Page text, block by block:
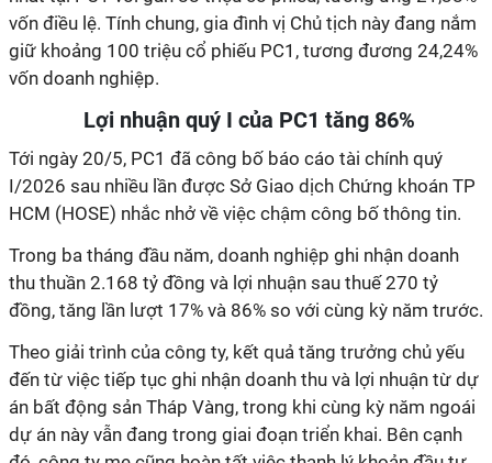
vốn điều lệ. Tính chung, gia đình vị Chủ tịch này đang nắm
giữ khoảng 100 triệu cổ phiếu PC1, tương đương 24,24%
vốn doanh nghiệp.
Lợi nhuận quý I của PC1 tăng 86%
Tới ngày 20/5, PC1 đã công bố báo cáo tài chính quý
I/2026 sau nhiều lần được Sở Giao dịch Chứng khoán TP
HCM (HOSE) nhắc nhở về việc chậm công bố thông tin.
Trong ba tháng đầu năm, doanh nghiệp ghi nhận doanh
thu thuần 2.168 tỷ đồng và lợi nhuận sau thuế 270 tỷ
đồng, tăng lần lượt 17% và 86% so với cùng kỳ năm trước.
Theo giải trình của công ty, kết quả tăng trưởng chủ yếu
đến từ việc tiếp tục ghi nhận doanh thu và lợi nhuận từ dự
án bất động sản Tháp Vàng, trong khi cùng kỳ năm ngoái
dự án này vẫn đang trong giai đoạn triển khai. Bên cạnh